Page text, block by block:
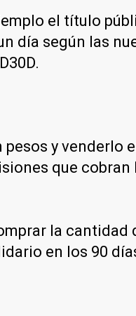
el título
día según las
y venderlo
que
la cantidad
en los 90